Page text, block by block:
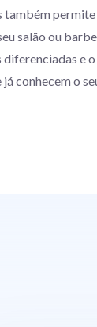
salão ou
e
conhecem o